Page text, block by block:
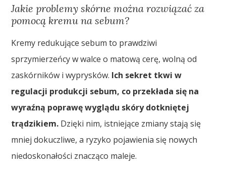
Jakie problemy skórne można rozwiązać za
pomocą kremu na sebum?
Kremy redukujące sebum to prawdziwi
sprzymierzeńcy w walce o matową cerę, wolną od
zaskórników i wyprysków. Ich sekret tkwi w
regulacji produkcji sebum, co przekłada się na
wyraźną poprawę wyglądu skóry dotkniętej
trądzikiem. Dzięki nim, istniejące zmiany stają się
mniej dokuczliwe, a ryzyko pojawienia się nowych
niedoskonałości znacząco maleje.